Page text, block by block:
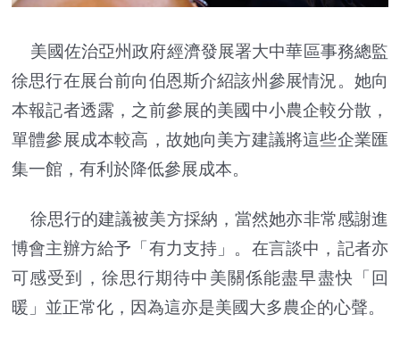
美國佐治亞州政府經濟發展署大中華區事務總監
徐思行在展台前向伯恩斯介紹該州參展情況。她向
本報記者透露，之前參展的美國中小農企較分散，
單體參展成本較高，故她向美方建議將這些企業匯
集一館，有利於降低參展成本。
徐思行的建議被美方採納，當然她亦非常感謝進
博會主辦方給予「有力支持」。在言談中，記者亦
可感受到，徐思行期待中美關係能盡早盡快「回
暖」並正常化，因為這亦是美國大多農企的心聲。